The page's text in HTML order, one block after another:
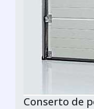
Conserto de